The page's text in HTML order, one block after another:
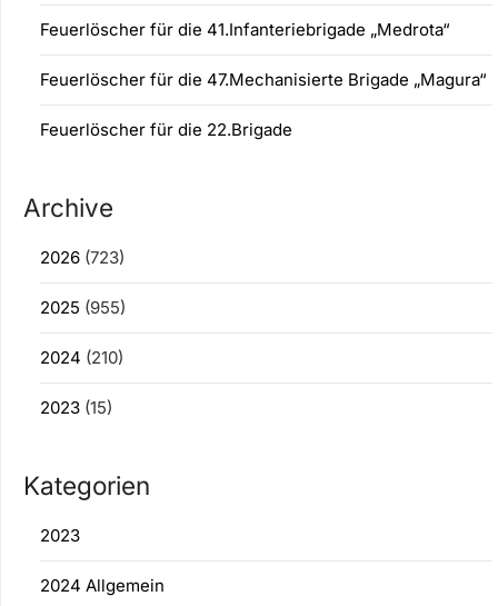
Feuerlöscher für die 41.Infanteriebrigade „Medrota“
Feuerlöscher für die 47.Mechanisierte Brigade „Magura“
Feuerlöscher für die 22.Brigade
Archive
2026 (723)
2025 (955)
2024 (210)
2023 (15)
Kategorien
2023
2024 Allgemein